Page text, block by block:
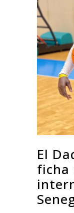
El
ficha